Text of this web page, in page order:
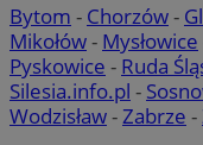
Bytom - Chorzów-
Mikołów- Mysłowice
Pyskowice - Ruda
Silesia.info.pl -
Wodzisław- Zabrze -